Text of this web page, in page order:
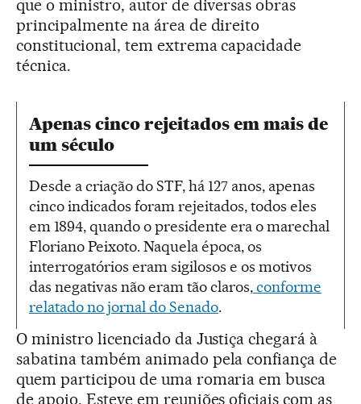
que o ministro, autor de diversas obras
principalmente na área de direito
constitucional, tem extrema capacidade
técnica.
Apenas cinco rejeitados em mais de
um século
Desde a criação do STF, há 127 anos, apenas
cinco indicados foram rejeitados, todos eles
em 1894, quando o presidente era o marechal
Floriano Peixoto. Naquela época, os
interrogatórios eram sigilosos e os motivos
das negativas não eram tão claros,conforme
relatado no jornal do Senado.
O ministro licenciado da Justiça chegará à
sabatina também animado pela confiança de
quem participou de uma romaria em busca
de apoio. Esteve em reuniões oficiais com as